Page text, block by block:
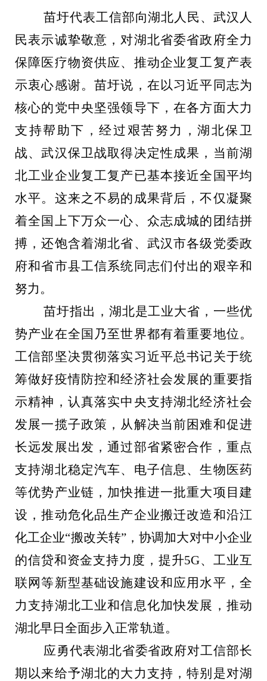
苗圩代表工信部向湖北人民、武汉人
民表示诚挚敬意，对湖北省委省政府全力
保障医疗物资供应、推动企业复工复产表
示衷心感谢。苗圩说， 在 以习近平同志为
核心的党中央坚强领导下，在各方面大力
支持帮助下，经过艰苦努力，湖北保卫
战、武汉保卫战取得决定性成果，当前湖
北工业企业复工复产已基本接近全国平均
水平。这来之不易的成果背后，不仅凝聚
着全国上下万众一心、众志成城的团结拼
搏，还饱含着湖北省、武汉市各级党委政
府和省市县工信系统同志们付出的艰辛和
努力。
苗圩指出，湖北是工业大省，一些优
势产业在全国乃至世界都有着重要地位 。
工信部坚决贯彻落实习近平总书记关于统
筹做好疫情防控和经济社会发展的重要指
示精神，认真落实中央支持湖北经济社会
发展一揽子政策，从解决当前困难和促进
长远发展出发，通过部省紧密合作， 重点
支持湖北稳定汽车、电子信息、生物医药
等优势产业链，加快推进一批重大项目建
设，推动危化品生产企业搬迁改造和沿江
化工企业“搬改关转”，协调加大对中小企业
的信贷和资金支持力度，提升5G、工业互
联网等新型基础设施建设和应用水平，全
力支持湖北工业和信息化加快发展， 推动
湖北早日全面步入正常轨道。
应勇代表湖北省委省政府对工信部长
期以来给予湖北的大力支持，特别是对湖